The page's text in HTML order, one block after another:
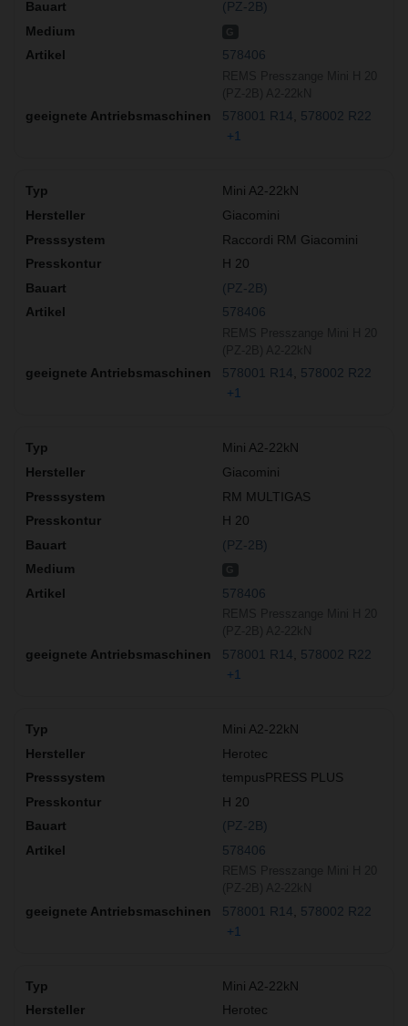
(PZ-2B)
578406
578001 R14
578002 R22
+1
Mini A2-22kN
Giacomini
Raccordi RM Giacomini
H 20
(PZ-2B)
578406
578001 R14
578002 R22
+1
Mini A2-22kN
Giacomini
RM MULTIGAS
H 20
(PZ-2B)
578406
578001 R14
578002 R22
+1
Mini A2-22kN
Herotec
tempusPRESS PLUS
H 20
(PZ-2B)
578406
578001 R14
578002 R22
+1
Mini A2-22kN
Herotec